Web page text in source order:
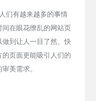
们有越来越多的事情
在眼花缭乱的网站页
到让人一目了然、快
页面更能吸引人们的
美需求。